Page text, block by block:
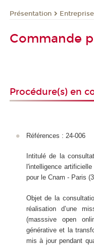
Présentation
Commande
Procédure(s) en
Références : 24-006
Intitulé de la
l'intelligence
pour le Cnam - Paris
Objet de la
réalisation d’une
(masssive open
générative et la
mis à jour pendant